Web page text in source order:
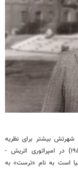
شهرتش بیشتر برای نظریه
«کارآفرین» (آنتروپروتور) او است. شومپتر (۱۸۸۳-۱۹۵۰) در امپراتوری اتریش -
است به نام «ترست» به